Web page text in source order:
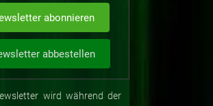
wird während der